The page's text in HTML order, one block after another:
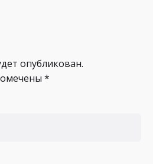
опубликован.
*